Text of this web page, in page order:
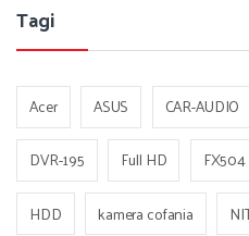
Tagi
Acer ASUS CAR-AUDIO
DVR-195
Full HD FX504
HDD
kamera cofania